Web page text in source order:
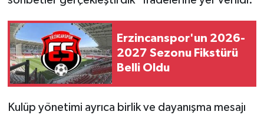
Erzincanspor'un 2026-
2027 Sezonu Fikstürü
Belli Oldu
Kulüp yönetimi ayrıca birlik ve dayanışma mesajı